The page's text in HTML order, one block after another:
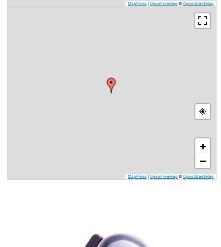
MapPress OpenFreeMap © OpenStreetMap
+
−
MapPress OpenFreeMap © OpenStreetMap